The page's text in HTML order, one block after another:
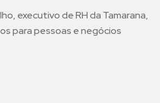
executivo de RH da Tamarana,
para pessoas e negócios